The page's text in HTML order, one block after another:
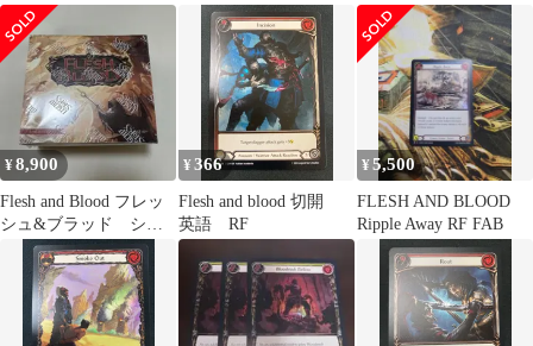
¥8,900
Flesh and Blood フレッ
シュ&ブラッド シュ
リンク付き BOX
¥366
Flesh and blood 切開
英語 RF
¥5,500
FLESH AND BLOOD
Ripple Away RF FAB